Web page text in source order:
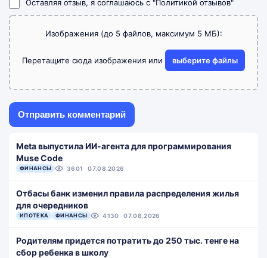
Оставляя отзыв, я соглашаюсь с "Политикой отзывов"
Изображения (до 5 файлов, максимум 5 МБ):
Перетащите сюда изображения или выберите файлы
Meta выпустила ИИ-агента для программирования
Muse Code
ФИНАНСЫ 3601 07.08.2026
Отбасы банк изменил правила распределения жилья
для очередников
ИПОТЕКА ФИНАНСЫ 4130 07.08.2026
Родителям придется потратить до 250 тыс. тенге на
сбор ребенка в школу